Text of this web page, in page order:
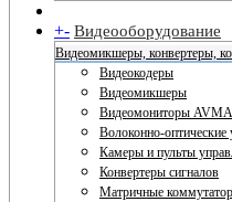
+- Видеооборудование
Видеомикшеры, конвертеры,
Видеокодеры
Видеомикшеры
Видеомониторы
Волоконно-оптические
Камеры и пульты
Конвертеры сигналов
Матричные